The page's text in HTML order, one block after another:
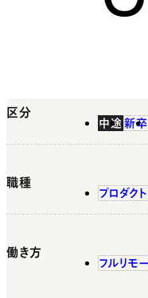
区分
中途 新卒
職種
プロダク
働き方
フルリモ